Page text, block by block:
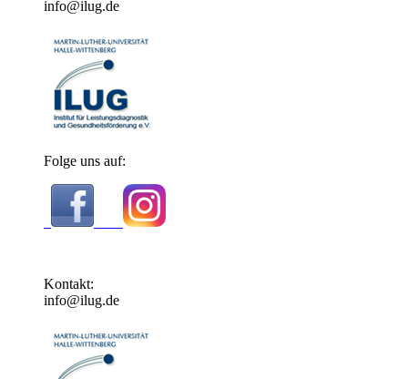
info@ilug.de
Folge uns auf:
Kontakt:
info@ilug.de